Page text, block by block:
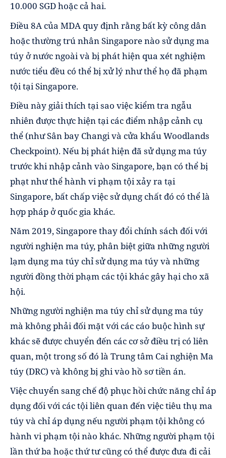
10.000 SGD hoặc cả hai.
Điều 8A của MDA quy định rằng bất kỳ công dân
hoặc thường trú nhân Singapore nào sử dụng ma
túy ở nước ngoài và bị phát hiện qua xét nghiệm
nước tiểu đều có thể bị xử lý như thể họ đã phạm
tội tại Singapore.
Điều này giải thích tại sao việc kiểm tra ngẫu
nhiên được thực hiện tại các điểm nhập cảnh cụ
thể (như Sân bay Changi và cửa khẩu Woodlands
Checkpoint). Nếu bị phát hiện đã sử dụng ma túy
trước khi nhập cảnh vào Singapore, bạn có thể bị
phạt như thể hành vi phạm tội xảy ra tại
Singapore, bất chấp việc sử dụng chất đó có thể là
hợp pháp ở quốc gia khác.
Năm 2019, Singapore thay đổi chính sách đối với
người nghiện ma túy, phân biệt giữa những người
lạm dụng ma túy chỉ sử dụng ma túy và những
người đồng thời phạm các tội khác gây hại cho xã
hội.
Những người nghiện ma túy chỉ sử dụng ma túy
mà không phải đối mặt với các cáo buộc hình sự
khác sẽ được chuyển đến các cơ sở điều trị có liên
quan, một trong số đó là Trung tâm Cai nghiện Ma
túy (DRC) và không bị ghi vào hồ sơ tiền án.
Việc chuyển sang chế độ phục hồi chức năng chỉ áp
dụng đối với các tội liên quan đến việc tiêu thụ ma
túy và chỉ áp dụng nếu người phạm tội không có
hành vi phạm tội nào khác. Những người phạm tội
lần thứ ba hoặc thứ tư cũng có thể được đưa đi cải